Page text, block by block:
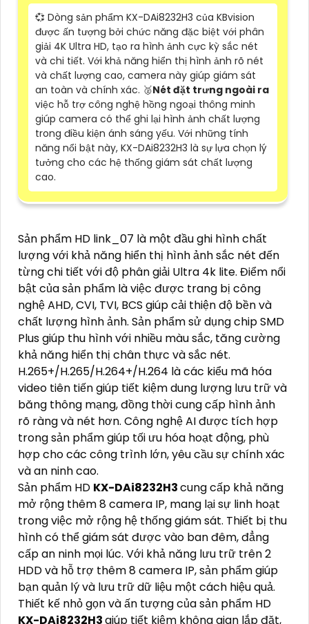
💞 Dòng sản phẩm KX-DAi8232H3 của KBvision
được ấn tượng bởi chức năng đặc biệt với phân
giải 4K Ultra HD, tạo ra hình ảnh cực kỳ sắc nét
và chi tiết. Với khả năng hiển thị hình ảnh rõ nét
và chất lượng cao, camera này giúp giám sát
an toàn và chính xác. 🥈️Nét đặt trưng ngoài ra
việc hỗ trợ công nghệ hồng ngoại thông minh
giúp camera có thể ghi lại hình ảnh chất lượng
trong điều kiện ánh sáng yếu. Với những tính
năng nổi bật này, KX-DAi8232H3 là sự lựa chọn lý
tưởng cho các hệ thống giám sát chất lượng
cao.
Sản phẩm HD link_07 là một đầu ghi hình chất
lượng với khả năng hiển thị hình ảnh sắc nét đến
từng chi tiết với độ phân giải Ultra 4k lite. Điểm nổi
bật của sản phẩm là việc được trang bị công
nghệ AHD, CVI, TVI, BCS giúp cải thiện độ bền và
chất lượng hình ảnh. Sản phẩm sử dụng chip SMD
Plus giúp thu hình với nhiều màu sắc, tăng cường
khả năng hiển thị chân thực và sắc nét.
H.265+/H.265/H.264+/H.264 là các kiểu mã hóa
video tiên tiến giúp tiết kiệm dung lượng lưu trữ và
băng thông mạng, đồng thời cung cấp hình ảnh
rõ ràng và nét hơn. Công nghệ AI được tích hợp
trong sản phẩm giúp tối ưu hóa hoạt động, phù
hợp cho các công trình lớn, yêu cầu sự chính xác
và an ninh cao.
Sản phẩm HD KX-DAi8232H3cung cấp khả năng
mở rộng thêm 8 camera IP, mang lại sự linh hoạt
trong việc mở rộng hệ thống giám sát. Thiết bị thu
hình có thể giám sát được vào ban đêm, đẳng
cấp an ninh mọi lúc. Với khả năng lưu trữ trên 2
HDD và hỗ trợ thêm 8 camera IP, sản phẩm giúp
bạn quản lý và lưu trữ dữ liệu một cách hiệu quả.
Thiết kế nhỏ gọn và ấn tượng của sản phẩm HD
KX-DAi8232H3giúp tiết kiệm không gian lắp đặt,